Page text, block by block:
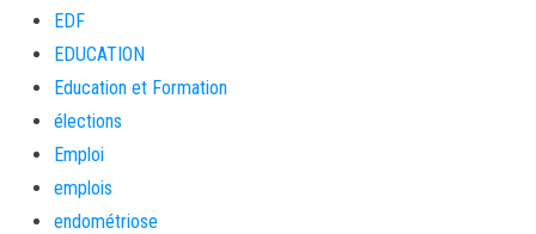
EDF
EDUCATION
Education et Formation
élections
Emploi
emplois
endométriose